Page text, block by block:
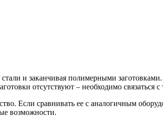
и заканчивая полимерными
отсутствуют – необходимо связаться
Если сравнивать ее с аналогичным
возможности.